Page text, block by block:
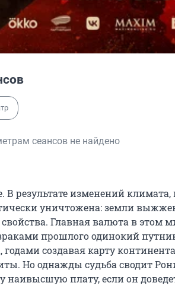
сеансов не найдено
В результате изменений
уничтожена: земли
Главная валюта в этом
прошлого одинокий
создавая карту
Но однажды судьба сводит
наивысшую плату, если он